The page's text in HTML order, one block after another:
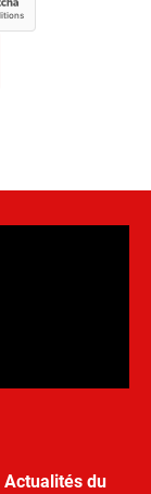
Actualités du